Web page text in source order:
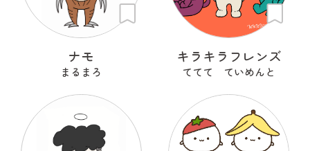
ナモ
まるまろ
キラキラフレンズ
ててて ていめんと